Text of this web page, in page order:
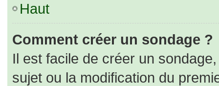
Haut
Comment créer un sondage ?
Il est facile de créer un
sujet ou la modification du